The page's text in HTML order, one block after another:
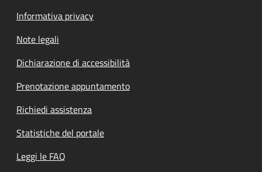
Informativa privacy
Note legali
Dichiarazione di accessibilità
Prenotazione appuntamento
Richiedi assistenza
Statistiche del portale
Leggi le FAQ